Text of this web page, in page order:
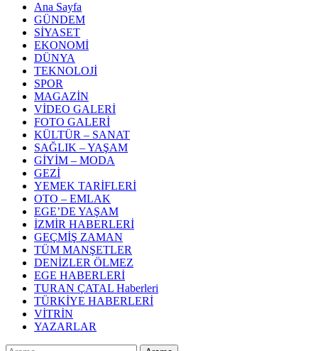
Ana Sayfa
GÜNDEM
SİYASET
EKONOMİ
DÜNYA
TEKNOLOJİ
SPOR
MAGAZİN
VİDEO GALERİ
FOTO GALERİ
KÜLTÜR – SANAT
SAĞLIK – YAŞAM
GİYİM – MODA
GEZİ
YEMEK TARİFLERİ
OTO – EMLAK
EGE’DE YAŞAM
İZMİR HABERLERİ
GEÇMİŞ ZAMAN
TÜM MANŞETLER
DENİZLER ÖLMEZ
EGE HABERLERİ
TURAN ÇATAL Haberleri
TÜRKİYE HABERLERİ
VİTRİN
YAZARLAR